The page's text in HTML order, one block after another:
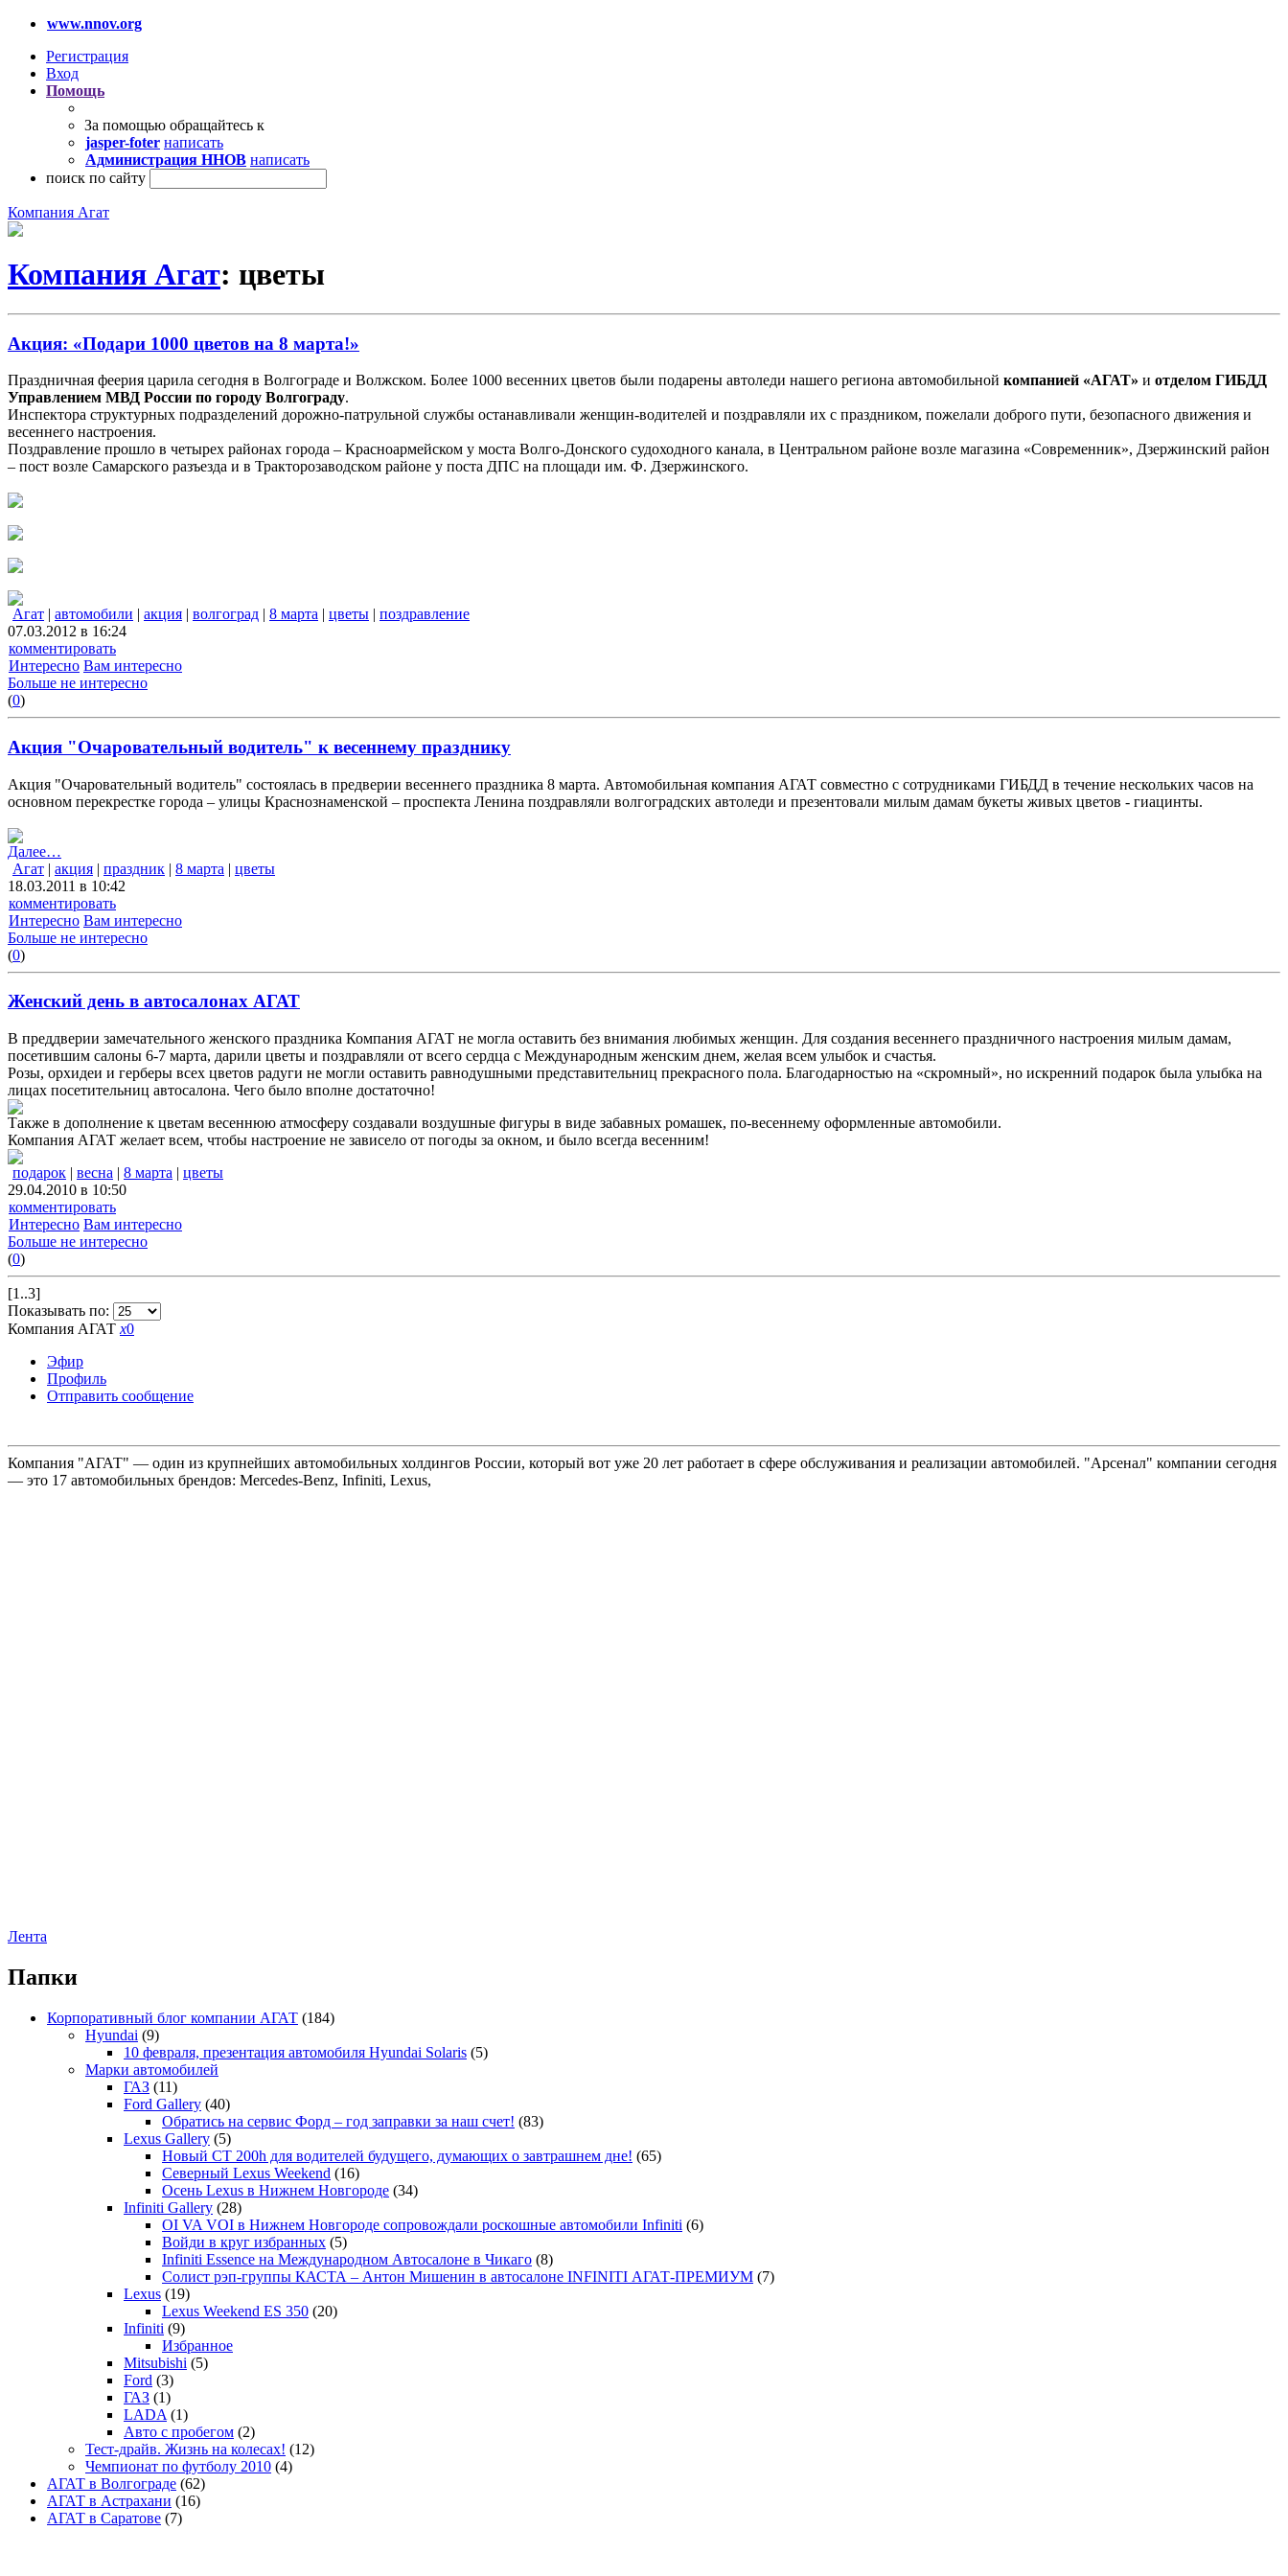
www.nnov.org
Регистрация
Вход
Помощь
За помощью обращайтесь к
jasper-foter написать
Администрация ННОВ написать
поиск по сайту
Компания Агат
Компания Агат: цветы
Акция: «Подари 1000 цветов на 8 марта!»
Праздничная феерия царила сегодня в Волгограде и Волжском. Более 1000 весенних цветов были подарены автоледи нашего региона автомобильной компанией «АГАТ» и отделом ГИБДД
Управлением МВД России по городу Волгограду.
Инспектора структурных подразделений дорожно-патрульной службы останавливали женщин-водителей и поздравляли их с праздником, пожелали доброго пути, безопасного движения и
весеннего настроения.
Поздравление прошло в четырех районах города – Красноармейском у моста Волго-Донского судоходного канала, в Центральном районе возле магазина «Современник», Дзержинский район
– пост возле Самарского разъезда и в Тракторозаводском районе у поста ДПС на площади им. Ф. Дзержинского.
Агат | автомобили | акция | волгоград | 8 марта | цветы | поздравление
07.03.2012 в 16:24
комментировать
Интересно Вам интересно
Больше не интересно
(0)
Акция "Очаровательный водитель" к весеннему празднику
Акция "Очаровательный водитель" состоялась в предверии весеннего праздника 8 марта. Автомобильная компания АГАТ совместно с сотрудниками ГИБДД в течение нескольких часов на
основном перекрестке города – улицы Краснознаменской – проспекта Ленина поздравляли волгоградских автоледи и презентовали милым дамам букеты живых цветов - гиацинты.
Далее…
Агат | акция | праздник | 8 марта | цветы
18.03.2011 в 10:42
комментировать
Интересно Вам интересно
Больше не интересно
(0)
Женский день в автосалонах АГАТ
В преддверии замечательного женского праздника Компания АГАТ не могла оставить без внимания любимых женщин. Для создания весеннего праздничного настроения милым дамам,
посетившим салоны 6-7 марта, дарили цветы и поздравляли от всего сердца с Международным женским днем, желая всем улыбок и счастья.
Розы, орхидеи и герберы всех цветов радуги не могли оставить равнодушными представительниц прекрасного пола. Благодарностью на «скромный», но искренний подарок была улыбка на
лицах посетительниц автосалона. Чего было вполне достаточно!
Также в дополнение к цветам весеннюю атмосферу создавали воздушные фигуры в виде забавных ромашек, по-весеннему оформленные автомобили.
Компания АГАТ желает всем, чтобы настроение не зависело от погоды за окном, и было всегда весенним!
подарок | весна | 8 марта | цветы
29.04.2010 в 10:50
комментировать
Интересно Вам интересно
Больше не интересно
(0)
[1..3]
Показывать по:
Компания АГАТ x0
Эфир
Профиль
Отправить сообщение
Компания "АГАТ" — один из крупнейших автомобильных холдингов России, который вот уже 20 лет работает в сфере обслуживания и реализации автомобилей. "Арсенал" компании сегодня
— это 17 автомобильных брендов: Mercedes-Benz, Infiniti, Lexus,
Лента
Папки
Корпоративный блог компании АГАТ (184)
Hyundai (9)
10 февраля, презентация автомобиля Hyundai Solaris (5)
Марки автомобилей
ГАЗ (11)
Ford Gallery (40)
Обратись на сервис Форд – год заправки за наш счет! (83)
Lexus Gallery (5)
Новый CT 200h для водителей будущего, думающих о завтрашнем дне! (65)
Северный Lexus Weekend (16)
Осень Lexus в Нижнем Новгороде (34)
Infiniti Gallery (28)
OI VA VOI в Нижнем Новгороде сопровождали роскошные автомобили Infiniti (6)
Войди в круг избранных (5)
Infiniti Essence на Международном Автосалоне в Чикаго (8)
Солист рэп-группы КАСТА – Антон Мишенин в автосалоне INFINITI АГАТ-ПРЕМИУМ (7)
Lexus (19)
Lexus Weekend ES 350 (20)
Infiniti (9)
Избранное
Mitsubishi (5)
Ford (3)
ГАЗ (1)
LADA (1)
Авто с пробегом (2)
Тест-драйв. Жизнь на колесах! (12)
Чемпионат по футболу 2010 (4)
АГАТ в Волгограде (62)
АГАТ в Астрахани (16)
АГАТ в Саратове (7)